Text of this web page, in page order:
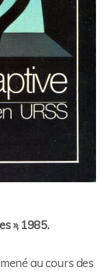
», 1985.
au cours des